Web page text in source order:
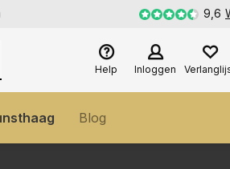
9,6
Help Inloggen
Blog